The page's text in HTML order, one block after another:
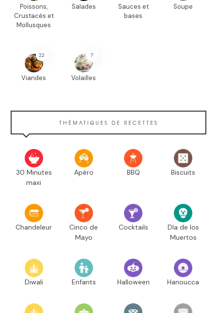
Poissons,
Crustacés et
Mollusques
Salades
Sauces et
bases
Soupe
22
Viandes
7
Volailles
THÉMATIQUES DE RECETTES
30 Minutes
maxi
Apéro BBQ Biscuits
Chandeleur
Cinco de
Mayo
Cocktails
Día de los
Muertos
Diwali Enfants Halloween Hanoucca